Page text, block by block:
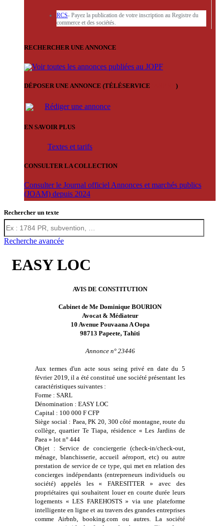
RCS- Payez la publication de votre inscription au Registre du
commerce et des sociétés.
RECHERCHER UNE ANNONCE
Voir toutes les annonces publiées au JOPF
DÉPOSER UNE ANNONCE (TÉLÉSERVICE )
Rédiger une annonce
EN SAVOIR PLUS
Textes et tarifs
CONSULTER LA COLLECTION
Consulter le Journal officiel Annonces et marchés publics
(JOAM) depuis 2024
Rechercher un texte
Recherche avancée
EASY LOC
AVIS DE CONSTITUTION
Cabinet de Me Dominique BOURION
Avocat & Médiateur
10 Avenue Pouvaana A Oopa
98713 Papeete, Tahiti
Annonce n° 23446
Aux termes d'un acte sous seing privé en date du 5
février 2019, il a été constitué une société présentant les
caractéristiques suivantes :
Forme : SARL
Dénomination : EASY LOC
Capital : 100 000 F CFP
Siège social : Paea, PK 20, 300 côté montagne, route du
collège, quartier Te Tiapa, résidence « Les Jardins de
Paea » lot n° 444
Objet : Service de conciergerie (check-in/check-out,
ménage, blanchisserie, accueil aéroport, etc) ou autre
prestation de service de ce type, qui met en relation des
concierges indépendants (entrepreneurs individuels ou
société) appelés les « FARESITTER » avec des
propriétaires qui souhaitent louer en courte durée leurs
logements « LES FAREHOSTS » via une plateforme
intelligente en ligne et au travers des grandes entreprises
comme Airbnb, booking.com ou autres. La société